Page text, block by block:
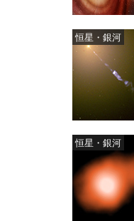
恒星・銀河
恒星・銀河